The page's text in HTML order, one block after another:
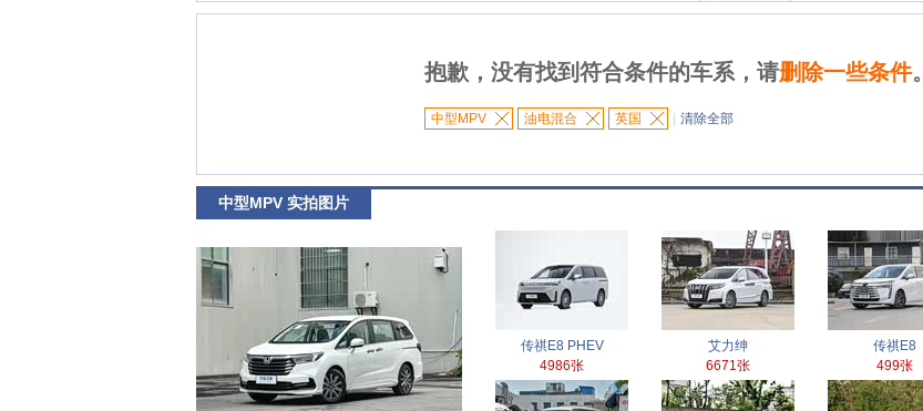
抱歉，没有找到符合条件的车系，请删除一些条件。
中型MPV 油电混合 英国 清除全部
中型MPV 实拍图片
传祺E8 PHEV
4986张
艾力绅
6671张
传祺E8
499张